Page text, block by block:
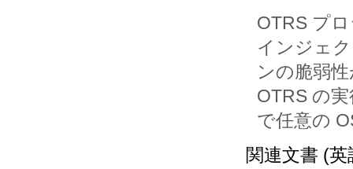
OTRS プ
インジェ
ンの脆弱
OTRS の
で任意の
関連文書 (英